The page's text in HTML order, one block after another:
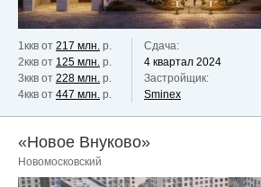
1ккв от 217 млн. р.
2ккв от 125 млн. р.
3ккв от 228 млн. р.
4ккв от 447 млн. р.
Сдача:
4 квартал 2024
Застройщик:
Sminex
«Новое Внуково»
Новомосковский